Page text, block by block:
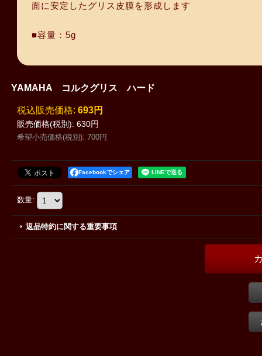
面に安定したグリス皮膜を形成します
■容量：5g
YAMAHA コルクグリス ハード
販売価格(税別): 630円
税込 : 693円
希望小売価格(税別): 700円
Facebookでシェア
数量:
返品特約に関する重要事項